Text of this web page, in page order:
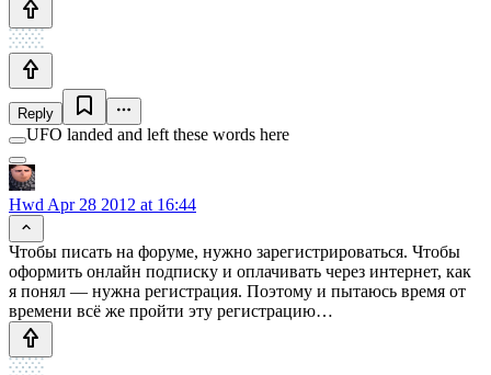
Reply
UFO landed and left these words here
Hwd Apr 28 2012 at 16:44
Чтобы писать на форуме, нужно зарегистрироваться. Чтобы
оформить онлайн подписку и оплачивать через интернет, как
я понял — нужна регистрация. Поэтому и пытаюсь время от
времени всё же пройти эту регистрацию…